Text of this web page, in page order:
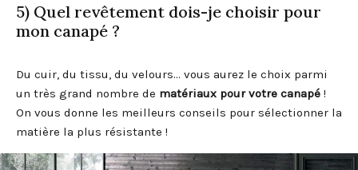
5) Quel revêtement dois-je choisir pour
mon canapé ?
Du cuir, du tissu, du velours… vous aurez le choix parmi
un très grand nombre de matériaux pour votre canapé !
On vous donne les meilleurs conseils pour sélectionner la
matière la plus résistante !